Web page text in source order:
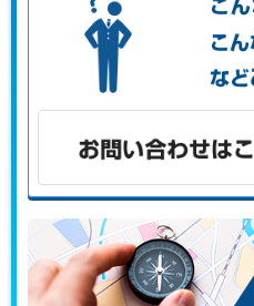
こんな課題がある、こんなこ
お問い合わせはこちらから